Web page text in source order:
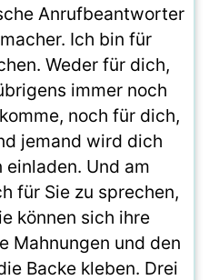
Anrufbeantworter
Ich bin für
Weder für dich,
immer noch
noch für dich,
jemand wird dich
einladen. Und am
für Sie zu sprechen,
können sich ihre
Mahnungen und den
Backe kleben. Drei